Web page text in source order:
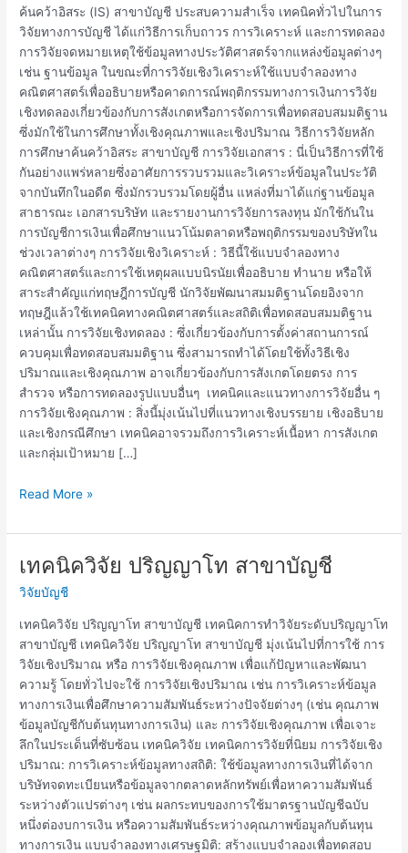
ค้นคว้าอิสระ (IS) สาขาบัญชี ประสบความสำเร็จ เทคนิคทั่วไปในการ
วิจัยทางการบัญชี ได้แก่วิธีการเก็บถาวร การวิเคราะห์ และการทดลอง
การวิจัยจดหมายเหตุใช้ข้อมูลทางประวัติศาสตร์จากแหล่งข้อมูลต่างๆ
เช่น ฐานข้อมูล ในขณะที่การวิจัยเชิงวิเคราะห์ใช้แบบจำลองทาง
คณิตศาสตร์เพื่ออธิบายหรือคาดการณ์พฤติกรรมทางการเงินการวิจัย
เชิงทดลองเกี่ยวข้องกับการสังเกตหรือการจัดการเพื่อทดสอบสมมติฐาน
ซึ่งมักใช้ในการศึกษาทั้งเชิงคุณภาพและเชิงปริมาณ วิธีการวิจัยหลัก
การศึกษาค้นคว้าอิสระ สาขาบัญชี การวิจัยเอกสาร : นี่เป็นวิธีการที่ใช้
กันอย่างแพร่หลายซึ่งอาศัยการรวบรวมและวิเคราะห์ข้อมูลในประวัติ
จากบันทึกในอดีต ซึ่งมักรวบรวมโดยผู้อื่น แหล่งที่มาได้แก่ฐานข้อมูล
สาธารณะ เอกสารบริษัท และรายงานการวิจัยการลงทุน มักใช้กันใน
การบัญชีการเงินเพื่อศึกษาแนวโน้มตลาดหรือพฤติกรรมของบริษัทใน
ช่วงเวลาต่างๆ การวิจัยเชิงวิเคราะห์ : วิธีนี้ใช้แบบจำลองทาง
คณิตศาสตร์และการใช้เหตุผลแบบนิรนัยเพื่ออธิบาย ทำนาย หรือให้
สาระสำคัญแก่ทฤษฎีการบัญชี นักวิจัยพัฒนาสมมติฐานโดยอิงจาก
ทฤษฎีแล้วใช้เทคนิคทางคณิตศาสตร์และสถิติเพื่อทดสอบสมมติฐาน
เหล่านั้น การวิจัยเชิงทดลอง : ซึ่งเกี่ยวข้องกับการตั้งค่าสถานการณ์
ควบคุมเพื่อทดสอบสมมติฐาน ซึ่งสามารถทำได้โดยใช้ทั้งวิธีเชิง
ปริมาณและเชิงคุณภาพ อาจเกี่ยวข้องกับการสังเกตโดยตรง การ
สำรวจ หรือการทดลองรูปแบบอื่นๆ เทคนิคและแนวทางการวิจัยอื่น ๆ
การวิจัยเชิงคุณภาพ : สิ่งนี้มุ่งเน้นไปที่แนวทางเชิงบรรยาย เชิงอธิบาย
และเชิงกรณีศึกษา เทคนิคอาจรวมถึงการวิเคราะห์เนื้อหา การสังเกต
และกลุ่มเป้าหมาย […]
Read More »
เทคนิควิจัย ปริญญาโท สาขาบัญชี
วิจัยบัญชี
เทคนิควิจัย ปริญญาโท สาขาบัญชี เทคนิคการทำวิจัยระดับปริญญาโท
สาขาบัญชี เทคนิควิจัย ปริญญาโท สาขาบัญชี มุ่งเน้นไปที่การใช้ การ
วิจัยเชิงปริมาณ หรือ การวิจัยเชิงคุณภาพ เพื่อแก้ปัญหาและพัฒนา
ความรู้ โดยทั่วไปจะใช้ การวิจัยเชิงปริมาณ เช่น การวิเคราะห์ข้อมูล
ทางการเงินเพื่อศึกษาความสัมพันธ์ระหว่างปัจจัยต่างๆ (เช่น คุณภาพ
ข้อมูลบัญชีกับต้นทุนทางการเงิน) และ การวิจัยเชิงคุณภาพ เพื่อเจาะ
ลึกในประเด็นที่ซับซ้อน เทคนิควิจัย เทคนิคการวิจัยที่นิยม การวิจัยเชิง
ปริมาณ: การวิเคราะห์ข้อมูลทางสถิติ: ใช้ข้อมูลทางการเงินที่ได้จาก
บริษัทจดทะเบียนหรือข้อมูลจากตลาดหลักทรัพย์เพื่อหาความสัมพันธ์
ระหว่างตัวแปรต่างๆ เช่น ผลกระทบของการใช้มาตรฐานบัญชีฉบับ
หนึ่งต่องบการเงิน หรือความสัมพันธ์ระหว่างคุณภาพข้อมูลกับต้นทุน
ทางการเงิน แบบจำลองทางเศรษฐมิติ: สร้างแบบจำลองเพื่อทดสอบ
เทคนิค
ปริญญา
โท
สาขา
บัญชี